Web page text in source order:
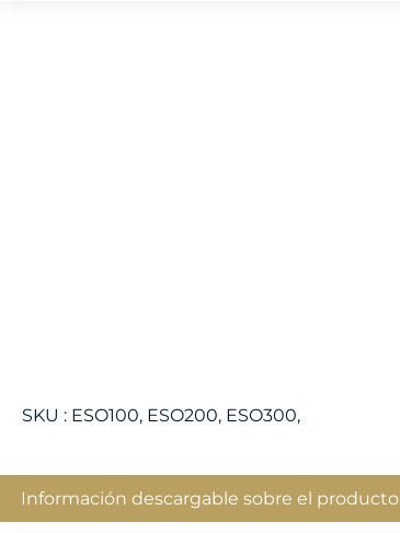
SKU : ESO100, ESO200, ESO300,
Información descargable sobre el producto